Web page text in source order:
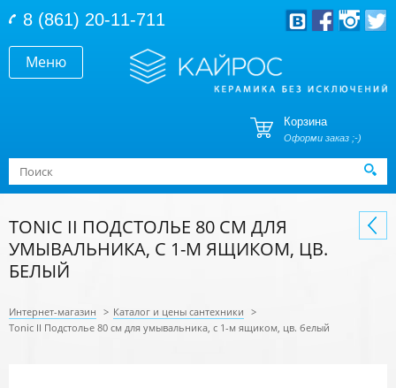
Меню
8 (861) 20-11-711
Корзина
Оформи заказ ;-)
Форма поиска
Поиск
TONIC II ПОДСТОЛЬЕ 80 CМ ДЛЯ
УМЫВАЛЬНИКА, С 1-М ЯЩИКОМ, ЦВ.
БЕЛЫЙ
Интернет-магазин > Каталог и цены сантехники >
Tonic II Подстолье 80 cм для умывальника, с 1-м ящиком, цв. белый